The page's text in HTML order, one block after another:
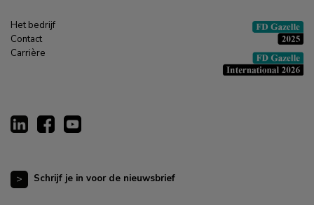
Het bedrijf
Contact
Carrière
Schrijf je in voor de nieuwsbrief